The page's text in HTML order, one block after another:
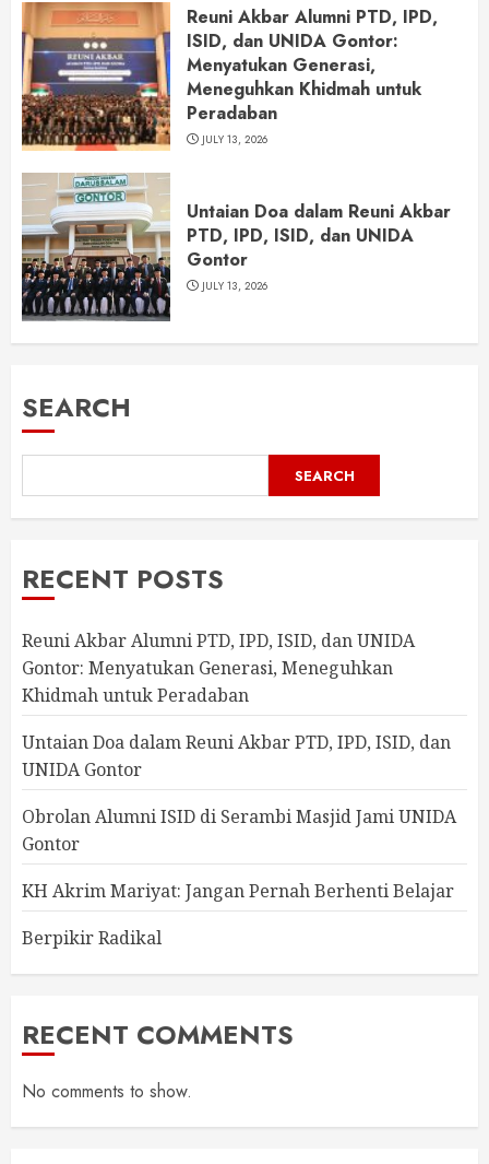
Reuni Akbar Alumni PTD, IPD,
ISID, dan UNIDA Gontor:
Menyatukan Generasi,
Meneguhkan Khidmah untuk
Peradaban
JULY 13, 2026
Untaian Doa dalam Reuni Akbar
PTD, IPD, ISID, dan UNIDA
Gontor
JULY 13, 2026
SEARCH
SEARCH
RECENT POSTS
Reuni Akbar Alumni PTD, IPD, ISID, dan UNIDA
Gontor: Menyatukan Generasi, Meneguhkan
Khidmah untuk Peradaban
Untaian Doa dalam Reuni Akbar PTD, IPD, ISID, dan
UNIDA Gontor
Obrolan Alumni ISID di Serambi Masjid Jami UNIDA
Gontor
KH Akrim Mariyat: Jangan Pernah Berhenti Belajar
Berpikir Radikal
RECENT COMMENTS
No comments to show.